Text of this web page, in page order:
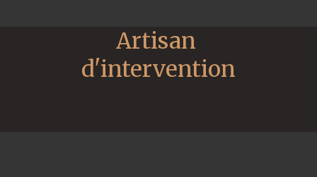
Artisan
d'intervention